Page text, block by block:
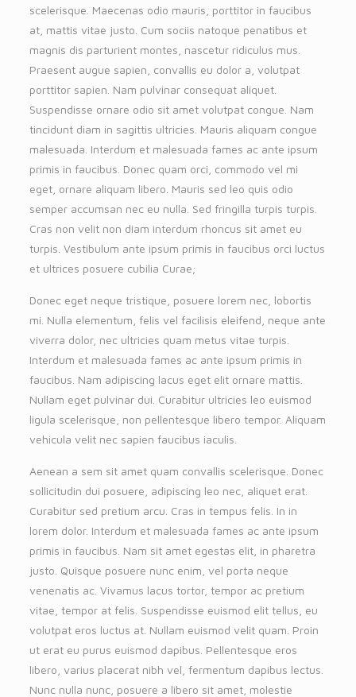
scelerisque. Maecenas odio mauris, porttitor in faucibus
at, mattis vitae justo. Cum sociis natoque penatibus et
magnis dis parturient montes, nascetur ridiculus mus.
Praesent augue sapien, convallis eu dolor a, volutpat
porttitor sapien. Nam pulvinar consequat aliquet.
Suspendisse ornare odio sit amet volutpat congue. Nam
tincidunt diam in sagittis ultricies. Mauris aliquam congue
malesuada. Interdum et malesuada fames ac ante ipsum
primis in faucibus. Donec quam orci, commodo vel mi
eget, ornare aliquam libero. Mauris sed leo quis odio
semper accumsan nec eu nulla. Sed fringilla turpis turpis.
Cras non velit non diam interdum rhoncus sit amet eu
turpis. Vestibulum ante ipsum primis in faucibus orci luctus
et ultrices posuere cubilia Curae;
Donec eget neque tristique, posuere lorem nec, lobortis
mi. Nulla elementum, felis vel facilisis eleifend, neque ante
viverra dolor, nec ultricies quam metus vitae turpis.
Interdum et malesuada fames ac ante ipsum primis in
faucibus. Nam adipiscing lacus eget elit ornare mattis.
Nullam eget pulvinar dui. Curabitur ultricies leo euismod
ligula scelerisque, non pellentesque libero tempor. Aliquam
vehicula velit nec sapien faucibus iaculis.
Aenean a sem sit amet quam convallis scelerisque. Donec
sollicitudin dui posuere, adipiscing leo nec, aliquet erat.
Curabitur sed pretium arcu. Cras in tempus felis. In in
lorem dolor. Interdum et malesuada fames ac ante ipsum
primis in faucibus. Nam sit amet egestas elit, in pharetra
justo. Quisque posuere nunc enim, vel porta neque
venenatis ac. Vivamus lacus tortor, tempor ac pretium
vitae, tempor at felis. Suspendisse euismod elit tellus, eu
volutpat eros luctus at. Nullam euismod velit quam. Proin
ut erat eu purus euismod dapibus. Pellentesque eros
libero, varius placerat nibh vel, fermentum dapibus lectus.
Nunc nulla nunc, posuere a libero sit amet, molestie